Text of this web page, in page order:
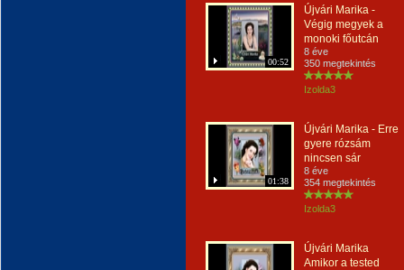
00:52
Újvári Marika -
Végig megyek a
monoki főutcán
8 éve
350 megtekintés
Izolda3
01:38
Újvári Marika - Erre
gyere rózsám
nincsen sár
8 éve
354 megtekintés
Izolda3
Újvári Marika
Amikor a tested